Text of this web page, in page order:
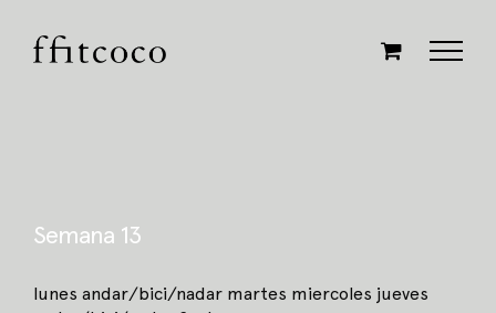
contenido
Semana 13
lunes andar/bici/nadar martes miercoles jueves